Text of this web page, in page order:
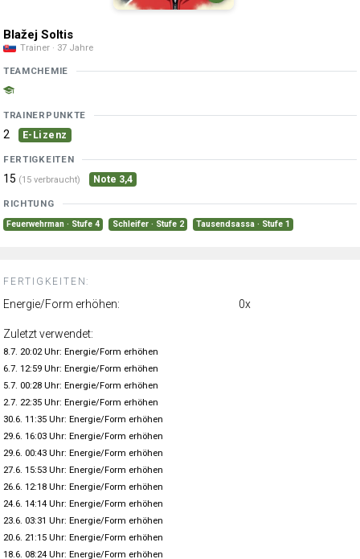
Blažej Soltis
Trainer · 37 Jahre
TEAMCHEMIE
TRAINERPUNKTE
2 E-Lizenz
FERTIGKEITEN
15 (15 verbraucht) Note 3,4
RICHTUNG
Feuerwehrman · Stufe 4 Schleifer · Stufe 2 Tausendsassa · Stufe 1
FERTIGKEITEN:
Energie/Form erhöhen: 0x
Zuletzt verwendet:
8.7. 20:02 Uhr: Energie/Form erhöhen
6.7. 12:59 Uhr: Energie/Form erhöhen
5.7. 00:28 Uhr: Energie/Form erhöhen
2.7. 22:35 Uhr: Energie/Form erhöhen
30.6. 11:35 Uhr: Energie/Form erhöhen
29.6. 16:03 Uhr: Energie/Form erhöhen
29.6. 00:43 Uhr: Energie/Form erhöhen
27.6. 15:53 Uhr: Energie/Form erhöhen
26.6. 12:18 Uhr: Energie/Form erhöhen
24.6. 14:14 Uhr: Energie/Form erhöhen
23.6. 03:31 Uhr: Energie/Form erhöhen
20.6. 21:15 Uhr: Energie/Form erhöhen
18.6. 08:24 Uhr: Energie/Form erhöhen